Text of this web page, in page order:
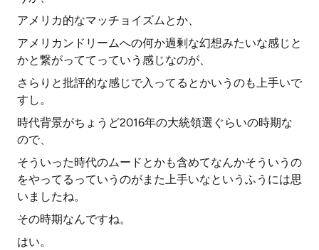
アメリカ的なマッチョイズムとか、
アメリカンドリームへの何か過剰な幻想みたいな感じと
かと繋がっててっていう感じなのが、
さらりと批評的な感じで入ってるとかいうのも上手いで
すし。
時代背景がちょうど2016年の大統領選ぐらいの時期な
ので、
そういった時代のムードとかも含めてなんかそういうの
をやってるっていうのがまた上手いなというふうには思
いましたね。
その時期なんですね。
はい。